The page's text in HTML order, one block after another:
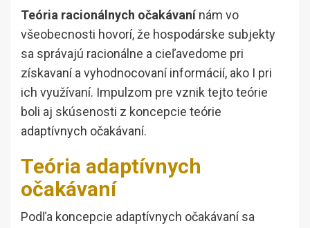
Teória racionálnych očakávanínám vo
všeobecnosti hovorí, že hospodárske subjekty
sa správajú racionálne a cieľavedome pri
získavaní a vyhodnocovaní informácií, ako I pri
ich využívaní. Impulzom pre vznik tejto teórie
boli aj skúsenosti z koncepcie teórie
adaptívnych očakávaní.
Teória adaptívnych
očakávaní
Podľa koncepcie adaptívnych očakávaní sa